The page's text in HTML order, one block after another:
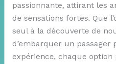
passionnante, attirant les
de sensations fortes. Que
seul à la découverte de
d’embarquer un passager
expérience, chaque option